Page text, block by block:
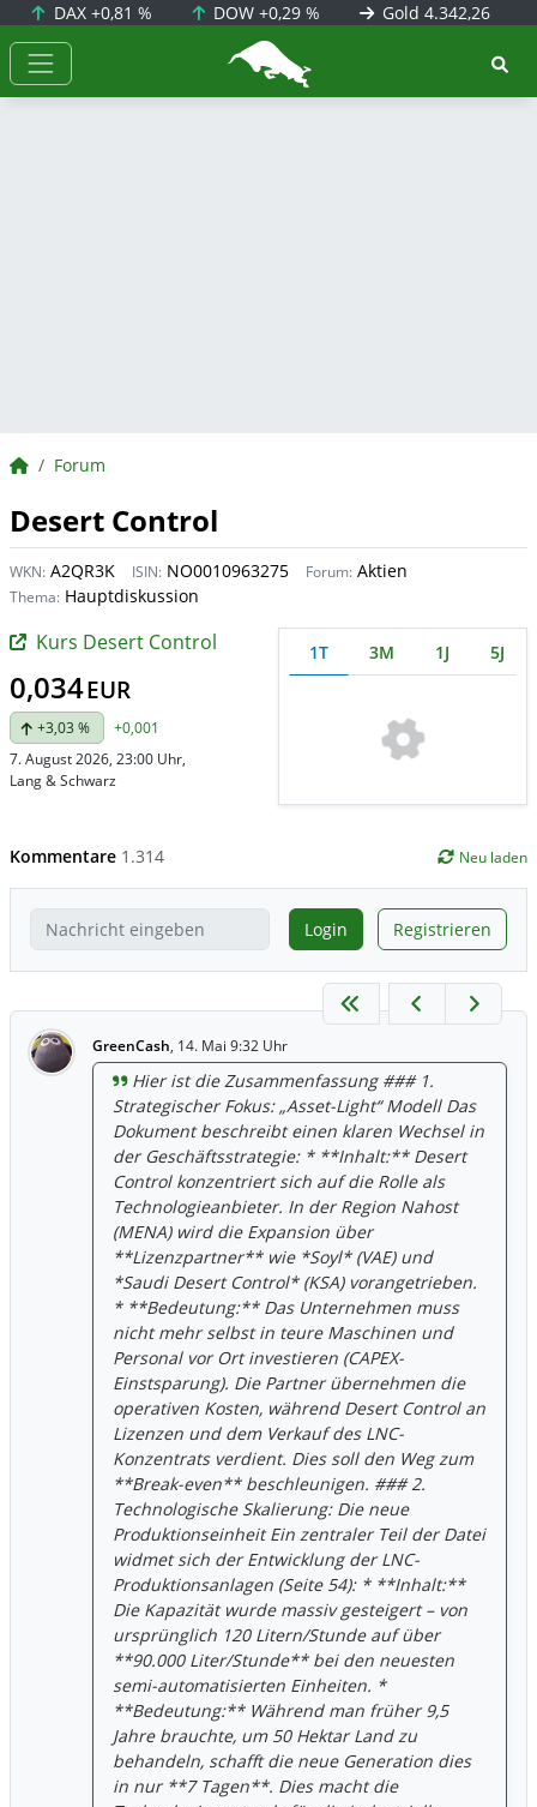
DAX +0,81 % DOW+0,29 % Gold 4.342,26
BörsenNEWS.de
BörsenNEWS.de
Forum
Desert Control
WKN: A2QR3K ISIN: NO0010963275 Forum: Aktien
Thema: Hauptdiskussion
Kurs Desert Control
0,034EUR
+3,03 %
+0,001
7. August 2026, 23:00 Uhr,
Lang & Schwarz
1T 3M 1J 5J
Kommentare 1.314 Neu laden
Login Registrieren
GreenCash, 14. Mai 9:32 Uhr
Hier ist die Zusammenfassung ### 1.
Strategischer Fokus: „Asset-Light“ Modell Das
Dokument beschreibt einen klaren Wechsel in
der Geschäftsstrategie: * **Inhalt:** Desert
Control konzentriert sich auf die Rolle als
Technologieanbieter. In der Region Nahost
(MENA) wird die Expansion über
**Lizenzpartner** wie *Soyl* (VAE) und
*Saudi Desert Control* (KSA) vorangetrieben.
* **Bedeutung:** Das Unternehmen muss
nicht mehr selbst in teure Maschinen und
Personal vor Ort investieren (CAPEX-
Einstsparung). Die Partner übernehmen die
operativen Kosten, während Desert Control an
Lizenzen und dem Verkauf des LNC-
Konzentrats verdient. Dies soll den Weg zum
**Break-even** beschleunigen. ### 2.
Technologische Skalierung: Die neue
Produktionseinheit Ein zentraler Teil der Datei
widmet sich der Entwicklung der LNC-
Produktionsanlagen (Seite 54): * **Inhalt:**
Die Kapazität wurde massiv gesteigert – von
ursprünglich 120 Litern/Stunde auf über
**90.000 Liter/Stunde** bei den neuesten
semi-automatisierten Einheiten. *
**Bedeutung:** Während man früher 9,5
Jahre brauchte, um 50 Hektar Land zu
behandeln, schafft die neue Generation dies
in nur **7 Tagen**. Dies macht die